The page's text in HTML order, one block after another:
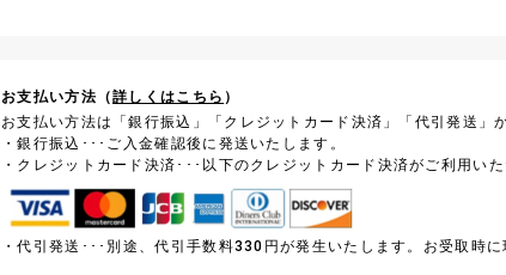
お支払い方法（詳しくはこちら ）
お支払い方法は「銀行振込」「クレジットカード決済」「代引発送」
・銀行振込･･･ご入金確認後に発送いたします。
・クレジットカード決済･･･以下のクレジットカード決済がご利用いた
・代引発送･･･別途、代引手数料330円が発生いたします。お受取時に